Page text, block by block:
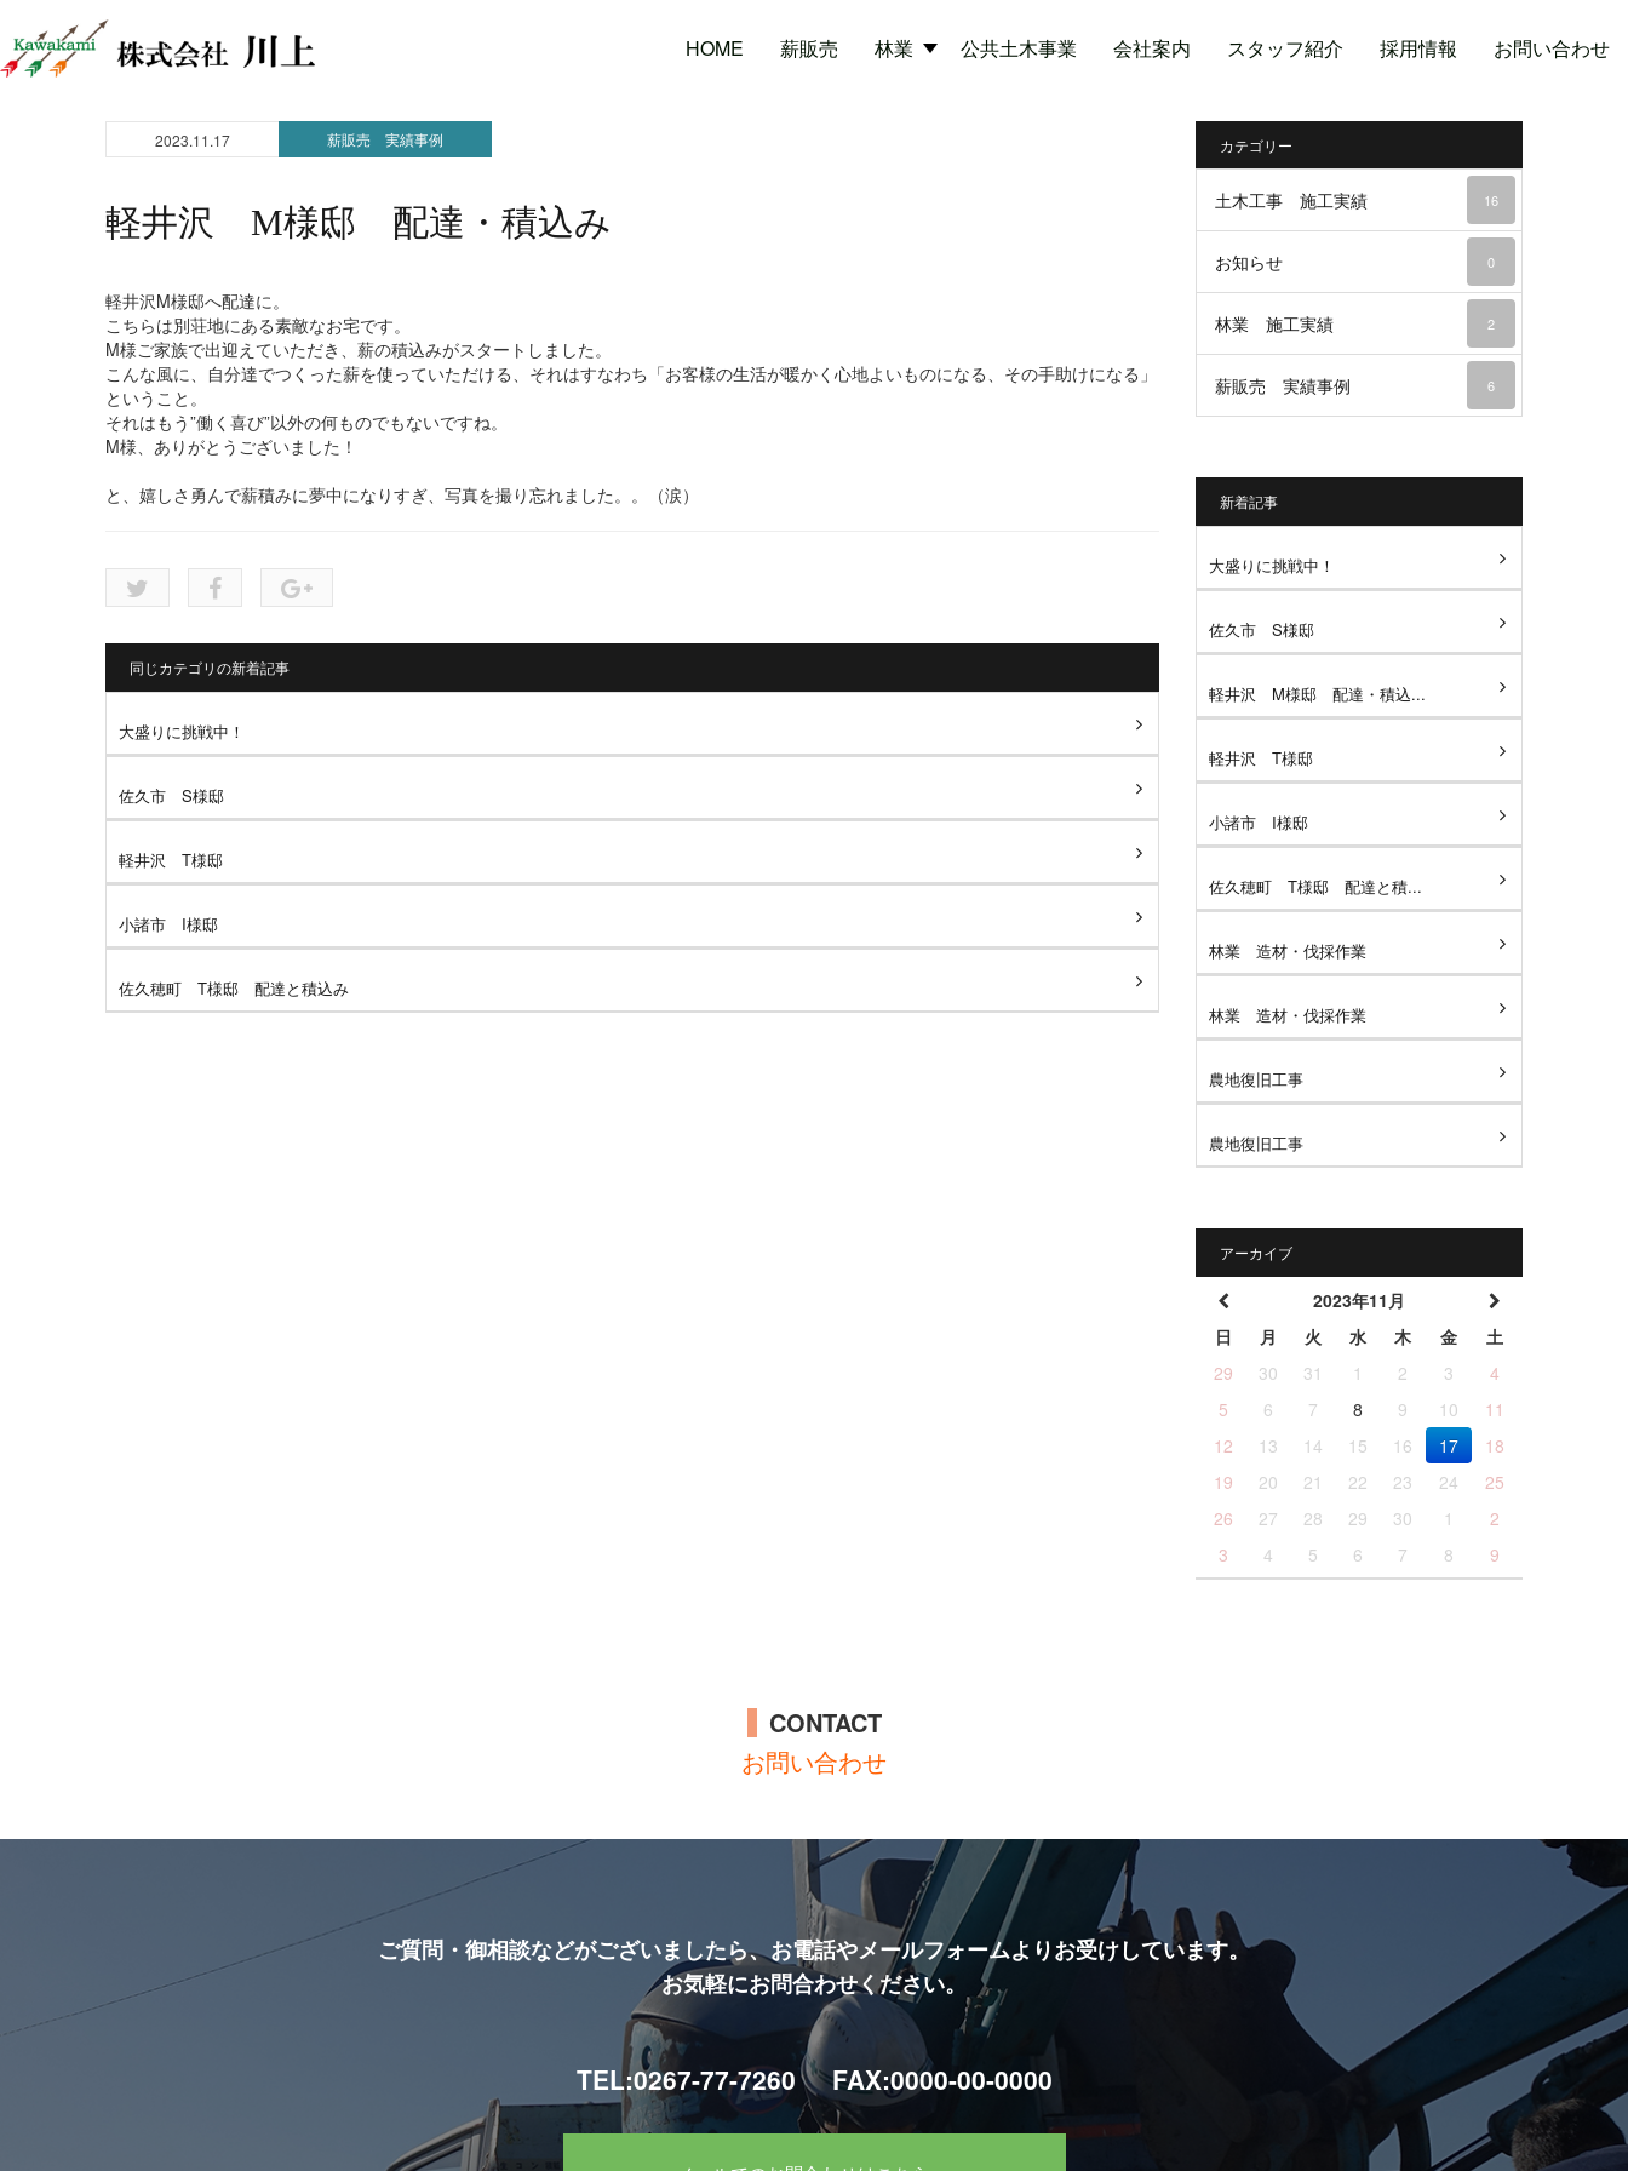
HOME 薪販売 林業 公共土木事業 会社案内 スタッフ紹介 採用情報 お問い合わせ
2023.11.17 薪販売 実績事例
軽井沢 M様邸 配達・積込み
軽井沢M様邸へ配達に。
こちらは別荘地にある素敵なお宅です。
M様ご家族で出迎えていただき、薪の積込みがスタートしました。
こんな風に、自分達でつくった薪を使っていただける、それはすなわち「お客様の生活が暖かく心地よいものになる、その手助けになる」
ということ。
それはもう”働く喜び”以外の何ものでもないですね。
M様、ありがとうございました！
と、嬉しさ勇んで薪積みに夢中になりすぎ、写真を撮り忘れました。。（涙）
同じカテゴリの新着記事
大盛りに挑戦中！
佐久市 S様邸
軽井沢 T様邸
小諸市 I様邸
佐久穂町 T様邸 配達と積込み
カテゴリー
土木工事 施工実績 16
お知らせ 0
林業 施工実績 2
薪販売 実績事例 6
新着記事
大盛りに挑戦中！
佐久市 S様邸
軽井沢 M様邸 配達・積込...
軽井沢 T様邸
小諸市 I様邸
佐久穂町 T様邸 配達と積...
林業 造材・伐採作業
林業 造材・伐採作業
農地復旧工事
農地復旧工事
アーカイブ
2023年11月
日
月 火 水 木 金
土
29
30 31 1 2 3
4
5
6 7 8 9 10
11
12
13 14 15 16 17
18
19
20 21 22 23 24
25
26
27 28 29 30 1
2
3
4 5 6 7 8 9
CONTACT
お問い合わせ
ご質問・御相談などがございましたら、お電話やメールフォームよりお受けしています。
お気軽にお問合わせください。
TEL:0267-77-7260 FAX:0000-00-0000